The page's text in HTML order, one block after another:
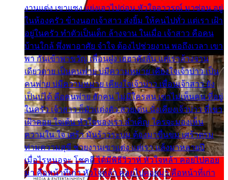
งานแต่ง เขาแซง แย่งเอาไปก่อน หัวใจอาวรณ์ มาซ่อน อยู่
ในห้องครัว ข้างนอกเจ้าสาว ส่งยิ้ม ให้คนไปทั่ว แต่เรา เฝ้า
อยู่ในครัว ทำตัวเป็นเด็ก ล้างจาน ในเมื่อ เจ้าสาว คือคน
บ้านใกล้ พึ่งพาอาศัย จำใจ ต้องไปช่วยงาน พอถึงเวลา เขา
พา กันเข้าพาขวัญ เพื่อนฝูง เฮฮาดังลั่น แต่เราล้างจาน
เดียวดาย เป็นคนพ่าย บ่มีความหมาย เคียงใจเจ้าบ่าว เป็น
คนพ่าย บ่มีความหมาย เคียงใจเจ้าบ่าว เพื่อนเจ้าสาว ยัง
เป็นบ่ได้ คือคนพ่าย ฮักคน ไม่มีใครสน เขาไม่เห็นคน ที่อยู่
ในครัว เจ้าสาว ก็มัวแต่งตัว สวยเด่น นั่งเคียงเจ้าบ่าว ที่เขา
เฝ้าคอย ใจเต้น หัวใจของเรา ลำเค็ญ ใครจะมองเห็น
ความใน ใจ เศร้า มันร้าวระบม ต้องมาขื่นขม เศร้าตรม
ท่ามความสุขี ช่วยงานเขาแต่ง แต่เรา แล้งมาหลายปี
เมื่อไรหนอจะ โชคดี ได้มีพิธีวิวาห์ หัวใจหล้า คอยไปคอย
มา คือหน้าที่เก่า หัวใจหล้า คอยไปคอยมา คือหน้าที่เก่า